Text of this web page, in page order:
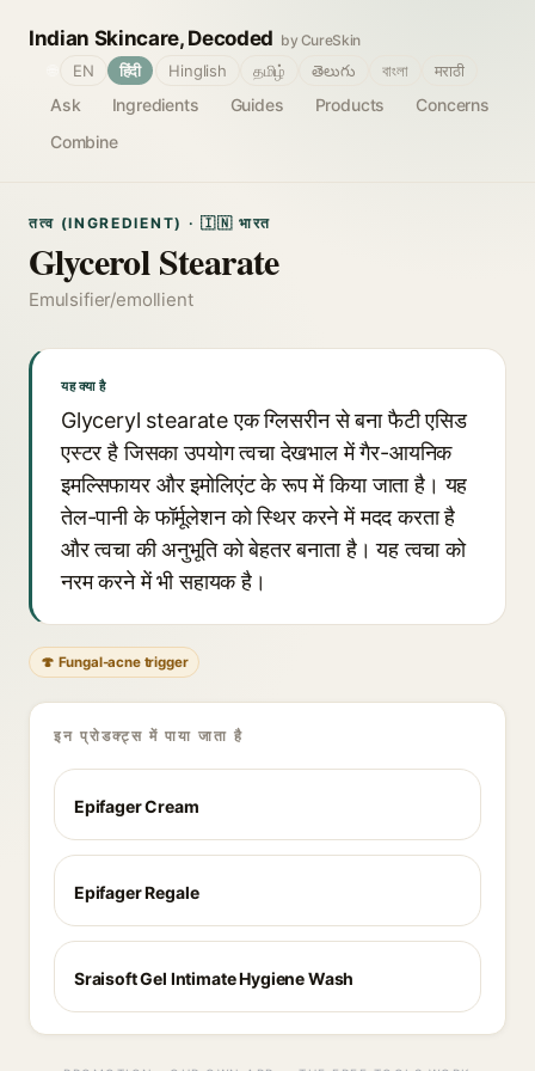
Indian Skincare, Decoded by CureSkin
Ask Ingredients Guides Products
Concerns
Combine
EN हिंदी Hinglish தமிழ் తెలుగు বাংলা मराठी
तत्व (INGREDIENT) · 🇮🇳 भारत
Glycerol Stearate
Emulsifier/emollient
यह क्या है
Glyceryl stearate एक ग्लिसरीन से बना फैटी एसिड
एस्टर है जिसका उपयोग त्वचा देखभाल में गैर-आयनिक
इमल्सिफायर और इमोलिएंट के रूप में किया जाता है। यह
तेल-पानी के फॉर्मूलेशन को स्थिर करने में मदद करता है
और त्वचा की अनुभूति को बेहतर बनाता है। यह त्वचा को
नरम करने में भी सहायक है।
🍄 Fungal-acne trigger
इन प्रोडक्ट्स में पाया जाता है
Epifager Cream
Epifager Regale
Sraisoft Gel Intimate Hygiene Wash